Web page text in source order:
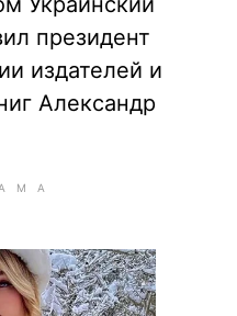
президент
издателей и
Александр